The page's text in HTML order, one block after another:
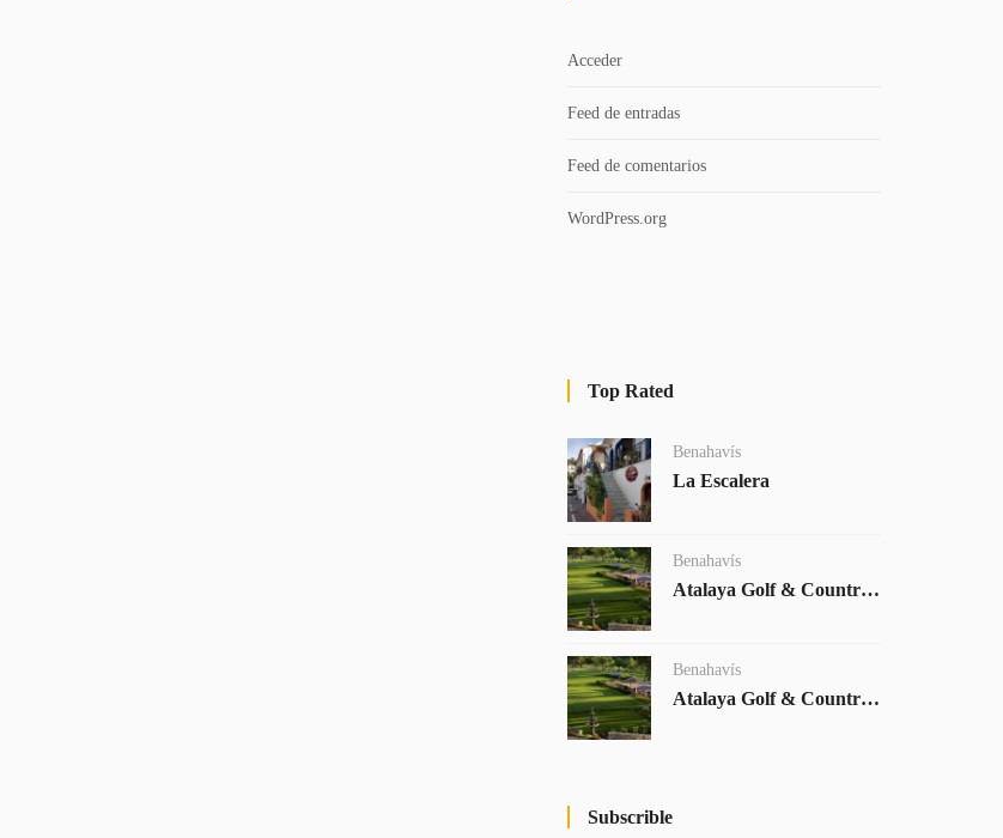
Acceder
Feed de entradas
Feed de comentarios
WordPress.org
Top Rated
Benahavís
La Escalera
Benahavís
Atalaya Golf & Country Club
Benahavís
Atalaya Golf & Country Club
Subscrible